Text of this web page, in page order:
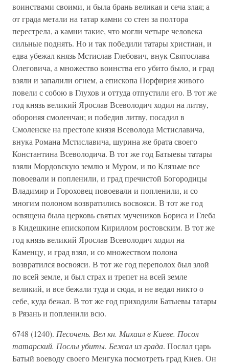
воинствами своими, и была брань великая и сеча злая; а
от града метали на татар камни со стен за полтора
перестрела, а камни такие, что могли четыре человека
сильные поднять. Но и так победили татары христиан, и
едва убежал князь Мстислав Глебович, внук Святослава
Олеговича, а множество воинства его убито было, и град
взяли и запалили огнем, а епископа Порфирия живого
повели с собою в Глухов и оттуда отпустили его. В тот же
год князь великий Ярослав Всеволодич ходил на литву,
обороняя смоленчан; и победив литву, посадил в
Смоленске на престоле князя Всеволода Мстиславича,
внука Романа Мстиславича, шурина же брата своего
Константина Всеволодича. В тот же год Батыевы татары
взяли Мордовскую землю и Муром, и по Клязьме все
повоевали и попленили, и град пречистой Богородицы
Владимир и Гороховец повоевали и попленили, и со
многим полоном возвратились восвояси. В тот же год
освящена была церковь святых мучеников Бориса и Глеба
в Кидешкине епископом Кириллом ростовским. В тот же
год князь великий Ярослав Всеволодич ходил на
Каменцу, и град взял, и со множеством полона
возвратился восвояси. В тот же год переполох был злой
по всей земле, и был страх и трепет на всей земле
великий, и все бежали туда и сюда, и не ведал никто о
себе, куда бежал. В тот же год приходили Батыевы татары
в Рязань и попленили всю.
6748 (1240). Песочень. Вел кн. Михаил в Киеве. Посол
татарский. Послы убиты. Бежал из града. Послал царь
Батый воеводу своего Менгука посмотреть град Киев. Он